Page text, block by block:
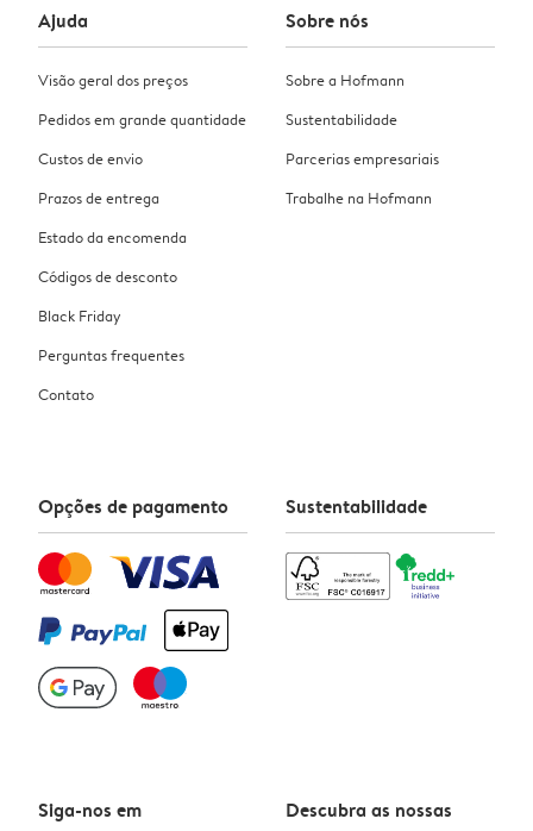
Ajuda
Visão geral dos preços
Pedidos em grande quantidade
Custos de envio
Prazos de entrega
Estado da encomenda
Códigos de desconto
Black Friday
Perguntas frequentes
Contato
Sobre nós
Sobre a Hofmann
Sustentabilidade
Parcerias empresariais
Trabalhe na Hofmann
Opções de pagamento Sustentabilidade
Siga-nos em
Descubra as nossas